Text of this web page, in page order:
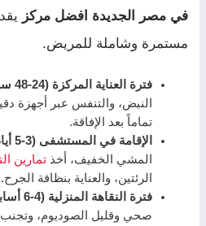
في مصر الجديدة افضل مركز
مستمرة وشاملة للمريض.
فترة العناية المركزة (24-48 ساعة):
النبض، والتنفس عبر أجهزة
تماماً بعد الإفاقة.
الإقامة في المستشفى (3-5 أيام):
المشي الخفيف، أخذتمارين
الرئتين، والعناية بنظافة الجرح.
فترة النقاهة المنزلية (4-6 أسابيع):
صحي وقليل الصوديوم، وتجنب